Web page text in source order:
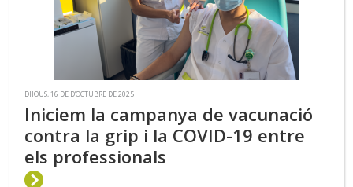
DIJOUS, 16 DE D’OCTUBRE DE 2025
Iniciem la campanya de vacunació
contra la grip i la COVID-19 entre
els professionals